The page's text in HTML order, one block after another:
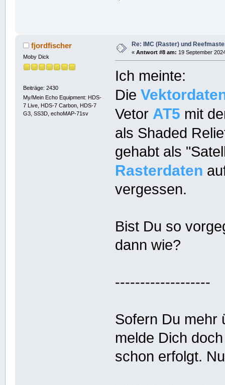
fjordfischer
Moby Dick
Beiträge: 2430
My/Mein Echo Equipment: HDS-
7 Live, HDS-7 Carbon, HDS-7
G3, SS3D, echoMAP-71sv
Re: IMC (Raster) und
« Antwort #8 am: 19 September
Ich meinte:
Die
Vetor AT5 mit
als Shaded
gehabt als
Rasterdaten
vergessen.
Bist Du so
dann wie?
-------------------
Sofern Du mehr
melde Dich
schon erfolgt.